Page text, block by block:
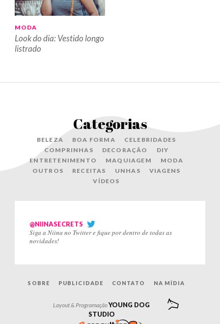
MODA
Look do dia: Vestido longo
listrado
Categorias
BELEZA BOA FORMA
CELEBRIDADES
COMPRINHAS
DECORAÇÃO
DIY
ENTRETENIMENTO
MAQUIAGEM
MODA
OUTROS
RECEITAS UNHAS
VIAGENS
VÍDEOS
@NIINASECRETS
Siga a Niina no Twitter e fique por dentro de todas as
novidades!
SOBRE PUBLICIDADE CONTATO NA MÍDIA
Layout & ProgramaçãoYOUNG DOG
STUDIO